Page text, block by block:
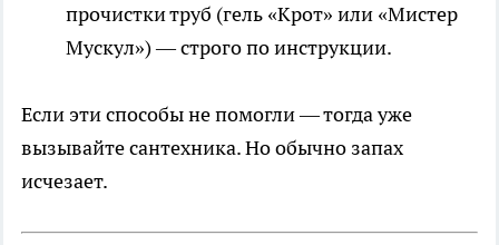
прочистки труб (гель «Крот» или «Мистер
Мускул») — строго по инструкции.
Если эти способы не помогли — тогда уже
вызывайте сантехника. Но обычно запах
исчезает.